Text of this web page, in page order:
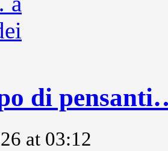
di
at 03:12